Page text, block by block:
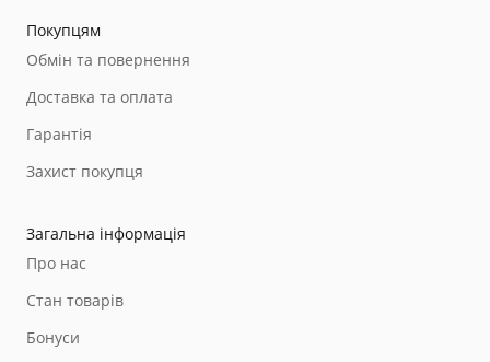
Покупцям
Обмін та повернення
Доставка та оплата
Гарантія
Захист покупця
Загальна інформація
Про нас
Стан товарів
Бонуси